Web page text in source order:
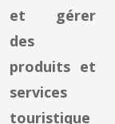
et gérer
des
produits et
services
touristique